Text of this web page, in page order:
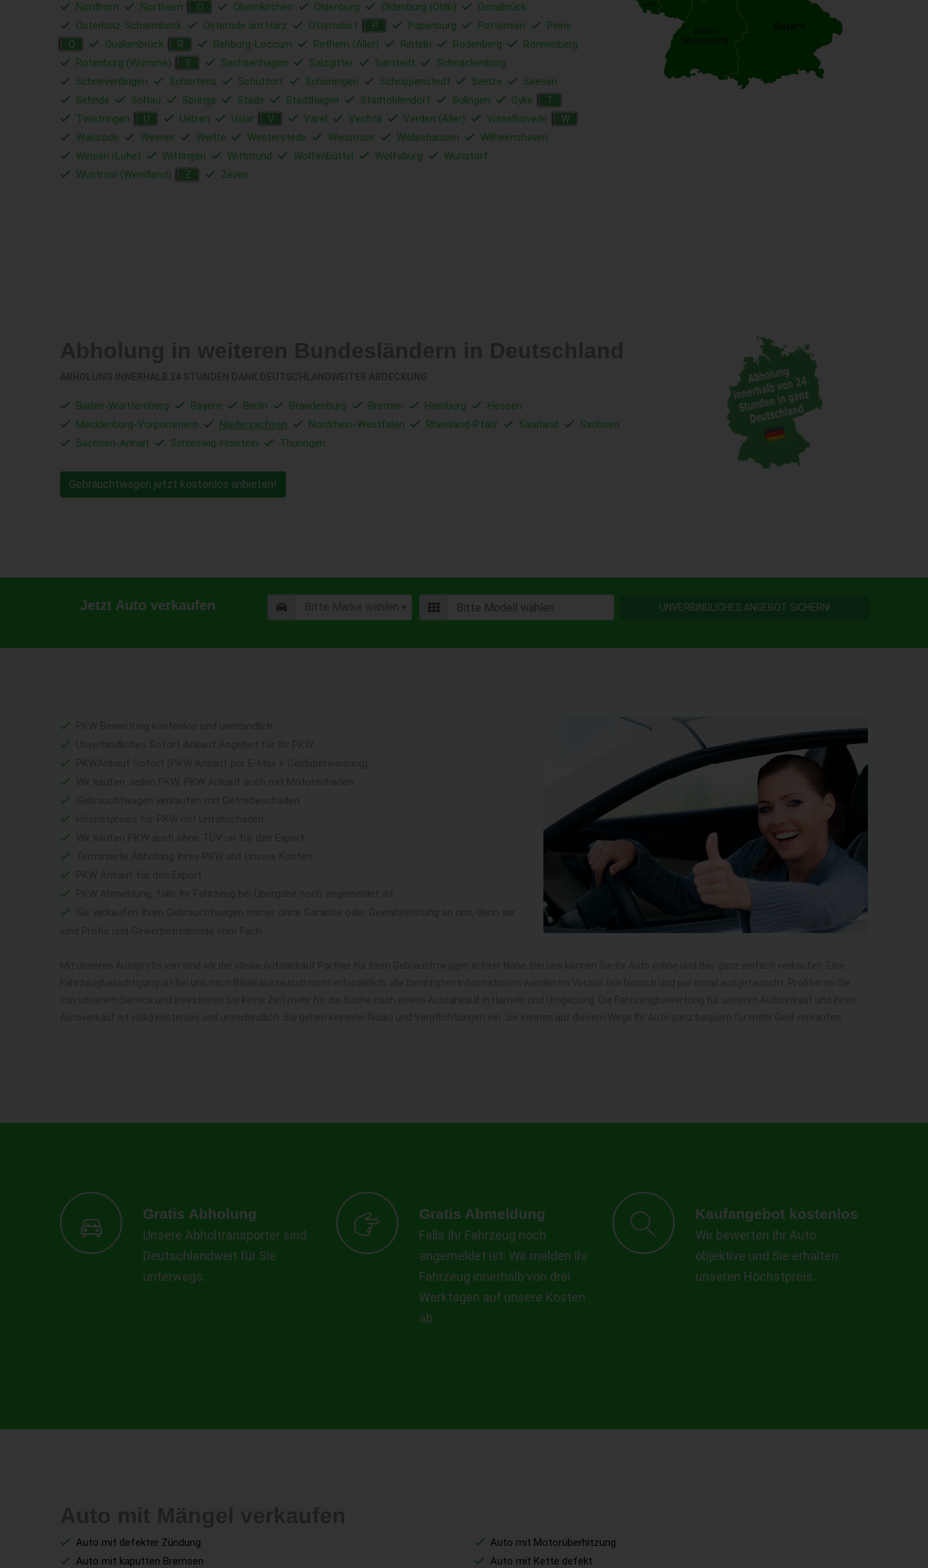
Nordhorn
Northeim O Obernkirchen Oldenburg Oldenburg (Oldb)
Osnabrück
Osterholz-Scharmbeck
Osterode am Harz Otterndorf P Papenburg Pattensen Peine
Q Quakenbrück R Rehburg-Loccum Rethem (Aller) Rinteln Rodenberg
Ronnenberg
Rotenburg (Wümme)
S Sachsenhagen Salzgitter Sarstedt
Schnackenburg
Schneverdingen
Schortens Schüttorf Schöningen Schöppenstedt Seelze
Seesen
Sehnde
Soltau Springe Stade Stadthagen Stadtoldendorf Sulingen Syke T
Twistringen U Uelzen Uslar V Varel Vechta Verden (Aller) Visselhövede W
Walsrode Weener Werlte Westerstede Wiesmoor Wildeshausen
Wilhelmshaven
Winsen (Luhe)
Wittingen Wittmund Wolfenbüttel Wolfsburg
Wunstorf
Wustrow (Wendland)
Z Zeven
Baden-Württemberg Bayern Berlin Brandenburg Bremen Hamburg
Hessen
Mecklenburg-Vorpommern
Niedersachsen Nordrhein-Westfalen Rheinland-Pfalz Saarland
Sachsen
Sachsen-Anhalt
Schleswig-Holstein Thüringen
Gebrauchtwagen jetzt kostenlos anbieten!
Jetzt Auto verkaufen UNVERBINDLICHES ANGEBOT SICHERN!
Gratis Abholung
Unsere Abholtransporter sind
Deutschlandweit für Sie
unterwegs.
Gratis Abmeldung
Falls Ihr Fahrzeug noch
angemeldet ist: Wir melden Ihr
Fahrzeug innerhalb von drei
Werktagen auf unsere Kosten
ab.
Kaufangebot kostenlos
Wir bewerten Ihr Auto
objektive und Sie erhalten
unseren Höchstpreis.
Auto mit defekter Zündung
Auto mit kaputten Bremsen
Auto mit Motorüberhitzung
Auto mit Kette defekt